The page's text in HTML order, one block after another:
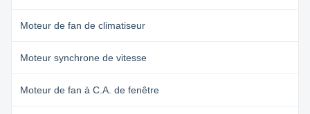
Moteur de fan de climatiseur
Moteur synchrone de vitesse
Moteur de fan à C.A. de fenêtre